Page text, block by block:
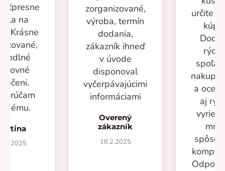
na
Krásne
zorganizované,
výroba, termín
dodania,
zákazník ihneď
v úvode
disponoval
vyčerpávajúcimi
informáciami
Overený
zákazník
18.2.2025
určite
a
aj